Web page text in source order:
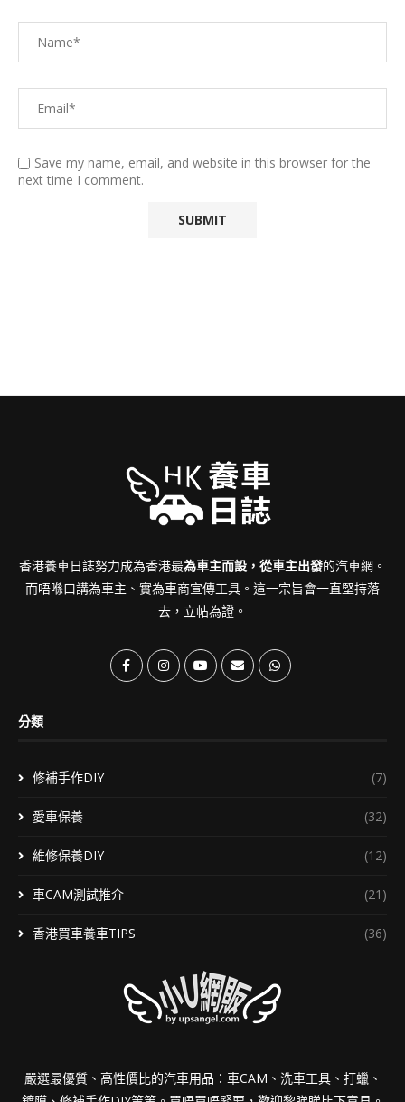
Save my name, email, and website in this browser for the
next time I comment.
香港養車日誌努力成為香港最為車主而設，從車主出發的汽車網。
而唔喺口講為車主、實為車商宣傳工具。這一宗旨會一直堅持落
去，立帖為證。
分類
修補手作DIY (7)
愛車保養 (32)
維修保養DIY (12)
車CAM測試推介 (21)
香港買車養車TIPS (36)
嚴選最優質、高性價比的汽車用品：車CAM、洗車工具、打蠟、